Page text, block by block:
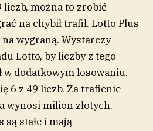
liczb, można to zrobić
na chybił trafił. Lotto Plus
wygraną. Wystarczy
Lotto, by liczby z tego
w dodatkowym losowaniu.
6 z 49 liczb. Za trafienie
wynosi milion złotych.
są stałe i mają